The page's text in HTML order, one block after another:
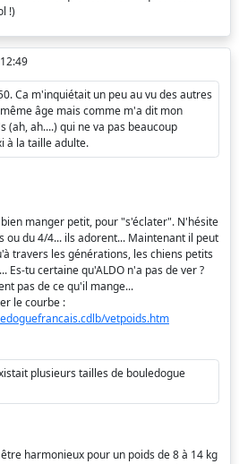
!)
Ca m'inquiétait un peu au vu des autres
âge mais comme m'a dit mon
ah....) qui ne va pas beaucoup
à la taille adulte.
manger petit, pour "s'éclater". N'hésite
ou du 4/4... ils adorent... Maintenant il peut
travers les générations, les chiens petits
Es-tu certaine qu'ALDO n'a pas de ver ?
pas de ce qu'il mange...
le courbe :
vetpoids.htm
plusieurs tailles de bouledogue
harmonieux pour un poids de 8 à 14 kg